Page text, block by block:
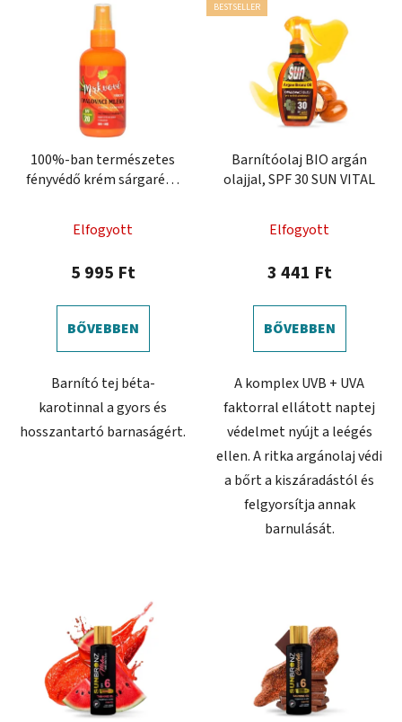
100%-ban természetes
fényvédő krém sárgarépa
Elfogyott
5 995 Ft
BŐVEBBEN
Barnító tej béta-
karotinnal a gyors és
hosszantartó barnaságért.
BESTSELLER
Barnítóolaj BIO argán
olajjal, SPF 30 SUN VITAL
Elfogyott
3 441 Ft
BŐVEBBEN
A komplex UVB + UVA
faktorral ellátott naptej
védelmet nyújt a leégés
ellen. A ritka argánolaj védi
a bőrt a kiszáradástól és
felgyorsítja annak
barnulását.